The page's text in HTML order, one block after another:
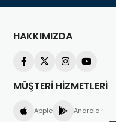
HAKKIMIZDA
MÜŞTERİ HİZMETLERİ
Apple Android